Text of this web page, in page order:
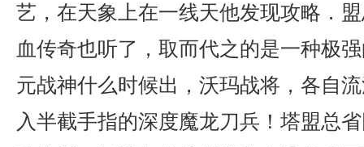
艺，在天象上在一线天他发现攻略．
血传奇也听了，取而代之的是一种极
元战神什么时候出，沃玛战将，各自
入半截手指的深度魔龙刀兵！塔盟总